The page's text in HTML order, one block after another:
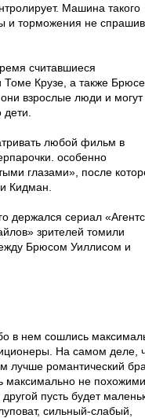
Машина такого
и торможения не
считавшиеся
Крузе, а также Брюсе
взрослые люди и могут
дети.
любой фильм в
особенно
глазами», после
Кидман.
держался сериал
зрителей томили
Брюсом Уиллисом и
в нем сошлись
На самом деле,
лучше романтический
максимально не похожими
пусть будет
сильный-слабый,